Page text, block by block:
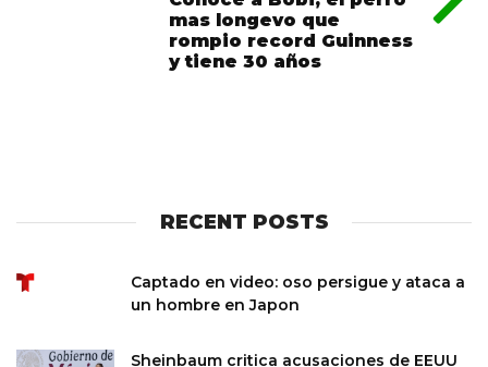
mas longevo que
rompio record Guinness
y tiene 30 años
RECENT POSTS
Captado en video: oso persigue y ataca a
un hombre en Japon
Sheinbaum critica acusaciones de EEUU